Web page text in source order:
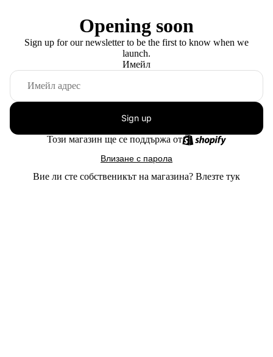
Opening soon
Sign up for our newsletter to be the first to know when we
launch.
Имейл
Sign up
Този магазин ще се поддържа от
Влизане с парола
Вие ли сте собственикът на магазина? Влезте тук